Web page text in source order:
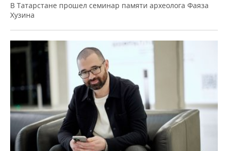
В Татарстане прошел семинар памяти археолога Фаяза
Хузина